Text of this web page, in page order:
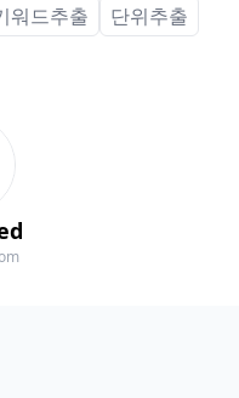
워드추출
단위추출